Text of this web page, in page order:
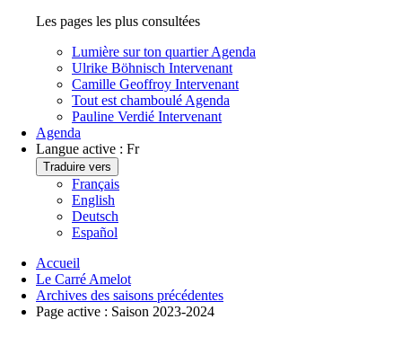
Les pages les plus consultées
Lumière sur ton quartier Agenda
Ulrike Böhnisch Intervenant
Camille Geoffroy Intervenant
Tout est chamboulé Agenda
Pauline Verdié Intervenant
Agenda
Langue active : Fr
Traduire vers
Français
English
Deutsch
Español
Accueil
Le Carré Amelot
Archives des saisons précédentes
Page active : Saison 2023-2024